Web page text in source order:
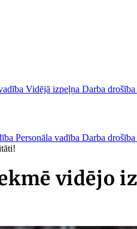
Vidējā izpeļņa Darba drošība
Personāla vadība Darba drošība
vidējo